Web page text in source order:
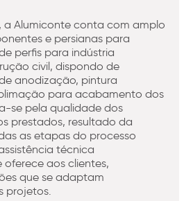
a Alumiconte conta com amplo
e persianas para
perfis para indústria
civil, dispondo de
anodização, pintura
para acabamento dos
se pela qualidade dos
prestados, resultado da
as etapas do processo
técnica
aos clientes,
que se adaptam
projetos.